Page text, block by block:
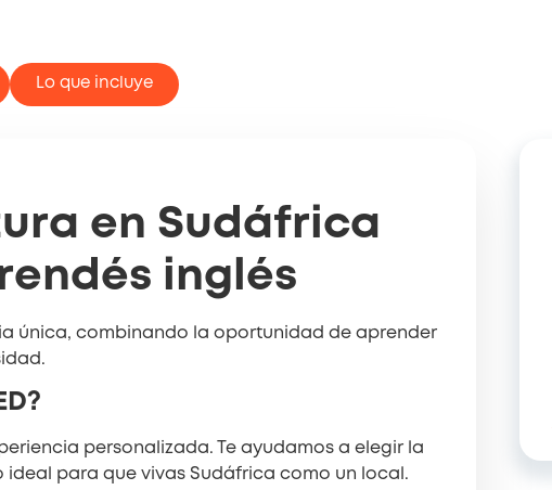
Lo que incluye
en Sudáfrica
inglés
única, combinando la oportunidad de aprender
personalizada. Te ayudamos a elegir la
ideal para que vivas Sudáfrica como un local.